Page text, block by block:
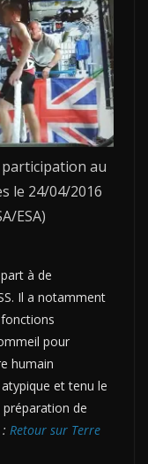
au
le 24/04/2016
ESA)
à de
Il a notamment
fonctions
pour
humain
et tenu le
de
Retour sur Terre